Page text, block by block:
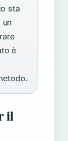
sta
è
il